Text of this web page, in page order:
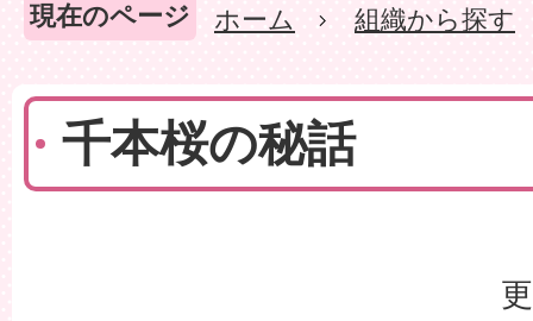
現在のページ ホーム 組織から探す
千本桜の秘話